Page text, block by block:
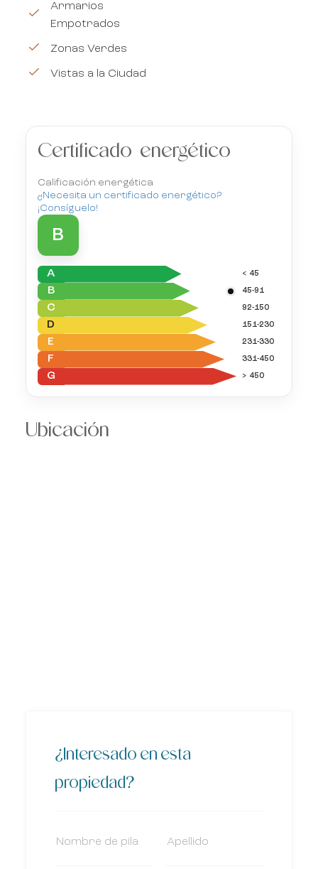
Armarios
Empotrados
Zonas Verdes
Vistas a la Ciudad
Certificado energético
Calificación energética
¿Necesita un certificado energético?
¡Consíguelo!
B
A < 45
B 45-91
C 92-150
D 151-230
E 231-330
F 331-450
G > 450
Ubicación
¿Interesado en esta
propiedad?